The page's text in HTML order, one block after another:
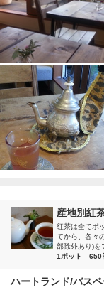
産地別紅
紅茶は全てポ
てから、各々
部除外あり)を
1ポット 650
ハートランド/バス